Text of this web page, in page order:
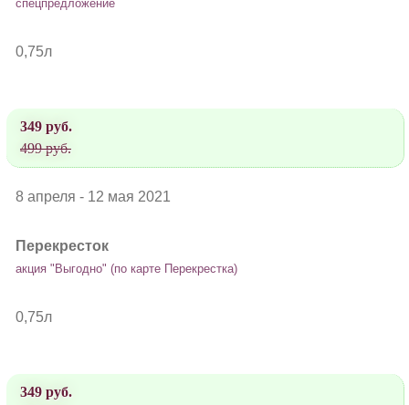
спецпредложение
0,75л
349 руб.
499 руб.
8 апреля - 12 мая 2021
Перекресток
акция "Выгодно" (по карте Перекрестка)
0,75л
349 руб.